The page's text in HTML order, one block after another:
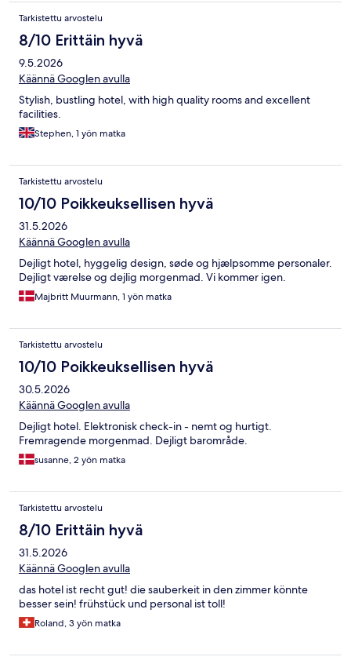
Tarkistettu arvostelu
8/10 Erittäin hyvä
9.5.2026
Käännä Googlen avulla
Stylish, bustling hotel, with high quality rooms and excellent
facilities.
Stephen, 1 yön matka
Tarkistettu arvostelu
10/10 Poikkeuksellisen hyvä
31.5.2026
Käännä Googlen avulla
Dejligt hotel, hyggelig design, søde og hjælpsomme personaler.
Dejligt værelse og dejlig morgenmad. Vi kommer igen.
Majbritt Muurmann, 1 yön matka
Tarkistettu arvostelu
10/10 Poikkeuksellisen hyvä
30.5.2026
Käännä Googlen avulla
Dejligt hotel. Elektronisk check-in - nemt og hurtigt.
Fremragende morgenmad. Dejligt barområde.
susanne, 2 yön matka
Tarkistettu arvostelu
8/10 Erittäin hyvä
31.5.2026
Käännä Googlen avulla
das hotel ist recht gut! die sauberkeit in den zimmer könnte
besser sein! frühstück und personal ist toll!
Roland, 3 yön matka